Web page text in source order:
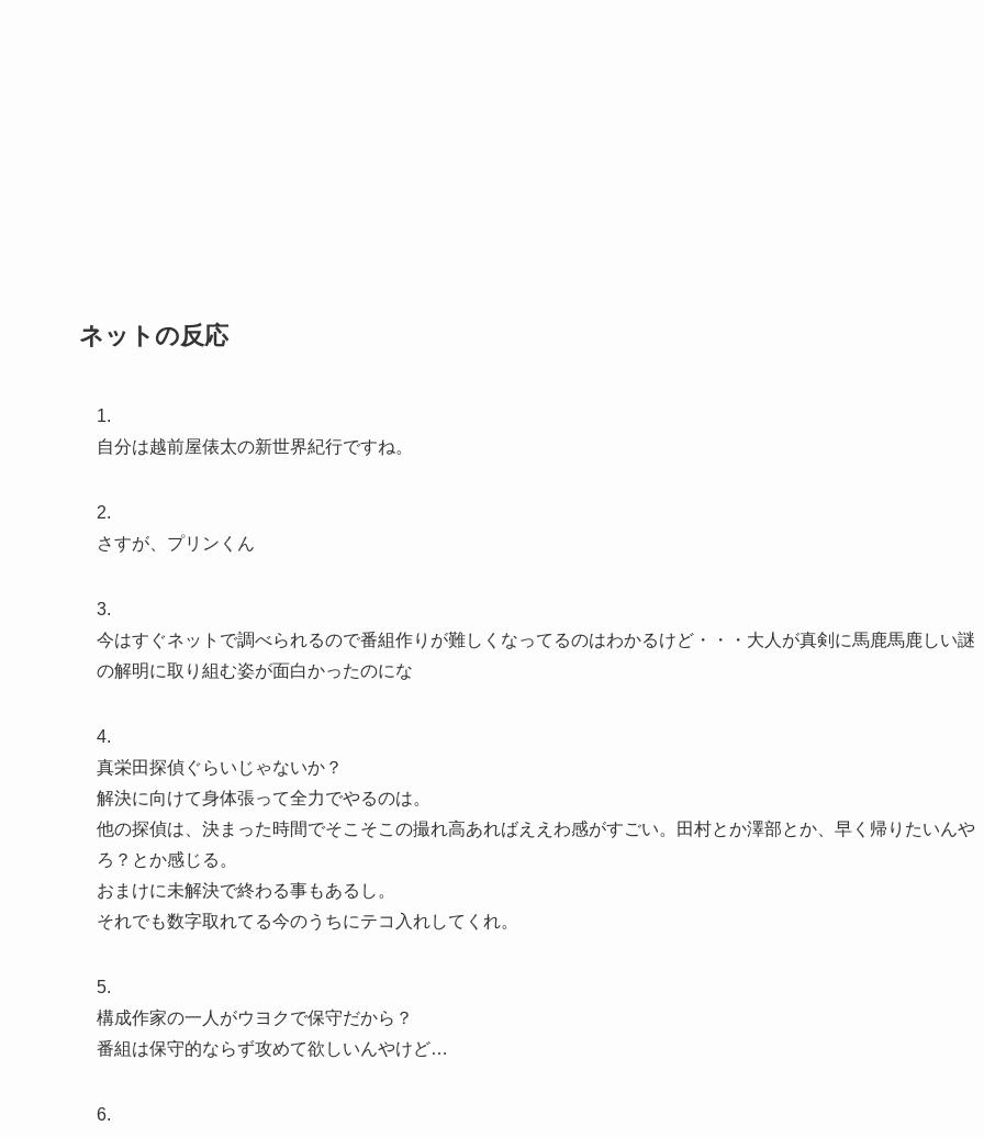
ネットの反応
1.
自分は越前屋俵太の新世界紀行ですね。
2.
さすが、プリンくん
3.
今はすぐネットで調べられるので番組作りが難しくなってるのはわかるけど・・・大人が真剣に馬鹿馬鹿しい謎
の解明に取り組む姿が面白かったのにな
4.
真栄田探偵ぐらいじゃないか？
解決に向けて身体張って全力でやるのは。
他の探偵は、決まった時間でそこそこの撮れ高あればええわ感がすごい。田村とか澤部とか、早く帰りたいんや
ろ？とか感じる。
おまけに未解決で終わる事もあるし。
それでも数字取れてる今のうちにテコ入れしてくれ。
5.
構成作家の一人がウヨクで保守だから？
番組は保守的ならず攻めて欲しいんやけど…
6.